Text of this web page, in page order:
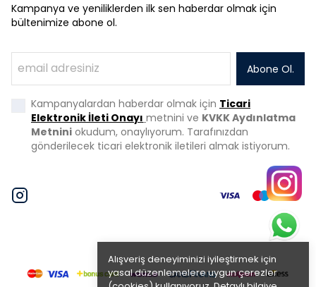
Alışveriş deneyiminizi iyileştirmek için
yasal düzenlemelere uygun çerezler
Kampanya ve yeniliklerden ilk sen haberdar olmak için
bültenimize abone ol.
Abone Ol.
Kampanyalardan haberdar olmak için Ticari
Elektronik İleti Onayı metnini ve KVKK Aydınlatma
Metnini okudum, onaylıyorum. Tarafınızdan
gönderilecek ticari elektronik iletileri almak istiyorum.